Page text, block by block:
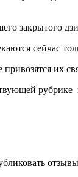
закрытого
сейчас
их
рубрике